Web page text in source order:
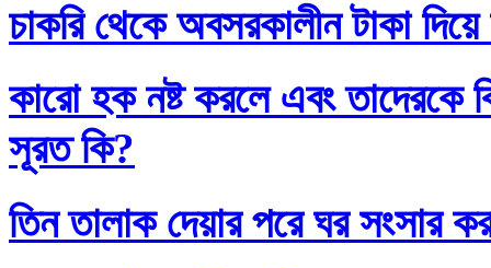
চাকরি থেকে অবসরকালীন টাকা
কারো হক নষ্ট করলে এবং তাদেরকে
সূরত কি?
তিন তালাক দেয়ার পরে ঘর সংসার